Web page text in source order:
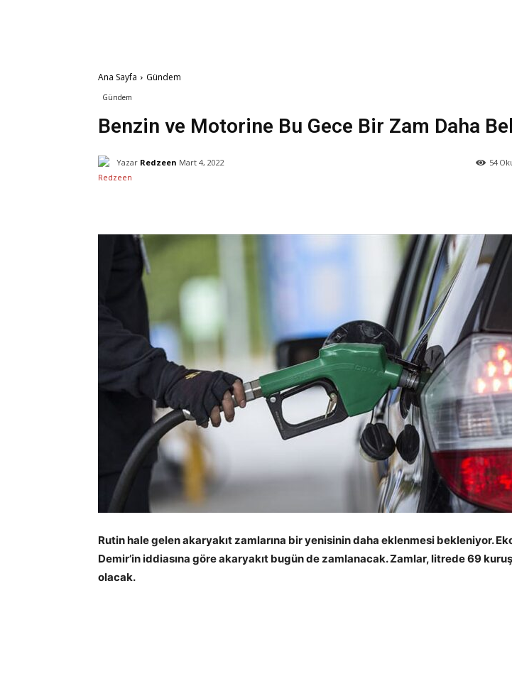
Ana Sayfa Gündem
Gündem
Benzin ve Motorine Bu Gece Bir Zam Daha
Yazar Redzeen Mart 4, 2022 54
Rutin hale gelen akaryakıt zamlarına bir yenisinin daha eklenmesi bekleniyor.
Demir’in iddiasına göre akaryakıt bugün de zamlanacak. Zamlar, litrede 69
olacak.